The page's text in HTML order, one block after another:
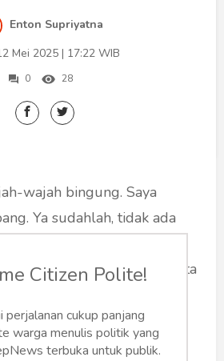
Enton Supriyatna
Mei 2025 | 17:22 WIB
0 28
wajah bingung. Saya
Ya sudahlah, tidak ada
dengan mantap saya
“Saya, Pak.” Semua mata
yang duduk di deretan
saya melihat wajah
tanda tanya, belum
Citizen Polite!
cukup panjang
warga menulis politik yang
terbuka untuk publik.